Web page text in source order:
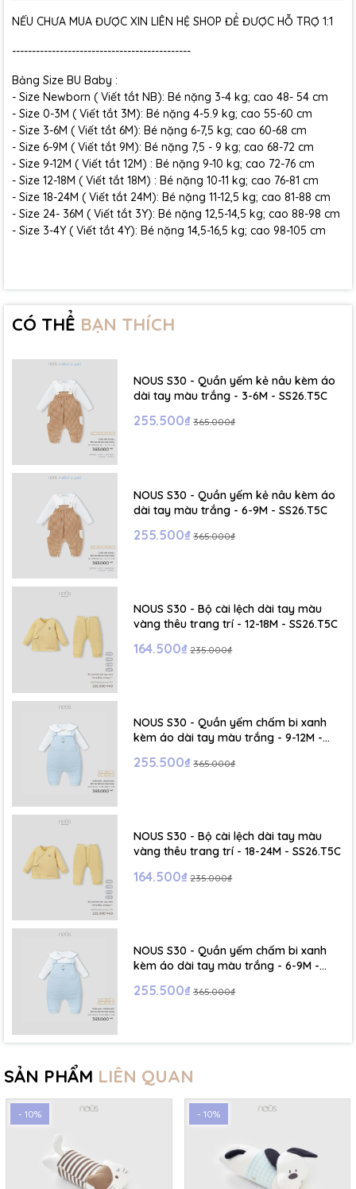
NẾU CHƯA MUA ĐƯỢC XIN LIÊN HỆ SHOP ĐỂ ĐƯỢC HỖ TRỢ 1:1
---------------------------------------------
Bảng Size BU Baby :
- Size Newborn ( Viết tắt NB): Bé nặng 3-4 kg; cao 48- 54 cm
- Size 0-3M ( Viết tắt 3M): Bé nặng 4-5.9 kg; cao 55-60 cm
- Size 3-6M ( Viết tắt 6M): Bé nặng 6-7,5 kg; cao 60-68 cm
- Size 6-9M ( Viết tắt 9M): Bé nặng 7,5 - 9 kg; cao 68-72 cm
- Size 9-12M ( Viết tắt 12M) : Bé nặng 9-10 kg; cao 72-76 cm
- Size 12-18M ( Viết tắt 18M) : Bé nặng 10-11 kg; cao 76-81 cm
- Size 18-24M ( Viết tắt 24M): Bé nặng 11-12,5 kg; cao 81-88 cm
- Size 24- 36M ( Viết tắt 3Y): Bé nặng 12,5-14,5 kg; cao 88-98 cm
- Size 3-4Y ( Viết tắt 4Y): Bé nặng 14,5-16,5 kg; cao 98-105 cm
CÓ THỂ BẠN THÍCH
NOUS S30 - Quần yếm kẻ nâu kèm áo
dài tay màu trắng - 3-6M - SS26.T5C
255.500₫ 365.000₫
NOUS S30 - Quần yếm kẻ nâu kèm áo
dài tay màu trắng - 6-9M - SS26.T5C
255.500₫ 365.000₫
NOUS S30 - Bộ cài lệch dài tay màu
vàng thêu trang trí - 12-18M - SS26.T5C
164.500₫ 235.000₫
NOUS S30 - Quần yếm chấm bi xanh
kèm áo dài tay màu trắng - 9-12M -
255.500₫ 365.000₫
NOUS S30 - Bộ cài lệch dài tay màu
vàng thêu trang trí - 18-24M - SS26.T5C
164.500₫ 235.000₫
NOUS S30 - Quần yếm chấm bi xanh
kèm áo dài tay màu trắng - 6-9M -
255.500₫ 365.000₫
SẢN PHẨM LIÊN QUAN
- 10% - 10%